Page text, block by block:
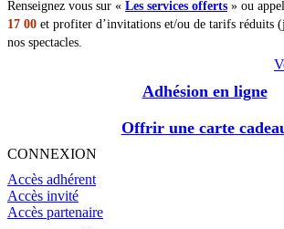
Renseignez vous sur « Les services offerts » ou
17 00 et profiter d’invitations et/ou de tarifs réduits
nos spectacles.
Adhésion en ligne
Offrir une carte
CONNEXION
Accès adhérent
Accès invité
Accès partenaire